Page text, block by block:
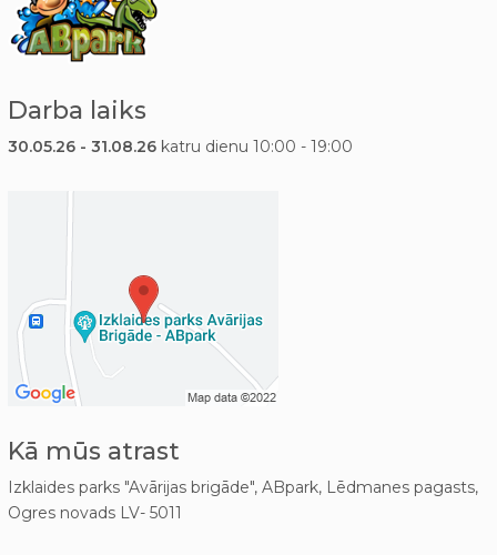
Darba laiks
30.05.26 - 31.08.26 katru dienu 10:00 - 19:00
Kā mūs atrast
Izklaides parks "Avārijas brigāde", ABpark, Lēdmanes pagasts,
Ogres novads LV- 5011